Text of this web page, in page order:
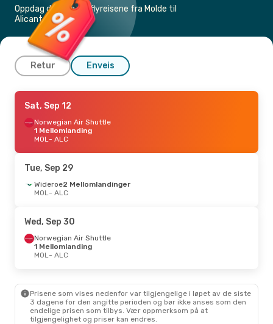
Oppdag de billigste flyreisene fra Molde til
Alicante
Retur Enveis
Tue, Aug 18
Norwegian Air Shuttle
MOL- ALC
ALC- MOL
Thu, Sep 10- Thu, Sep 17
1 Mellomlanding
ALC- MOL
MOL
Norwegian Air Shuttle1 Mellomlanding
ALC- MOL
Sat, Sep 12
Norwegian Air Shuttle
1 Mellomlanding
MOL- ALC
Tue, Sep 29
Wideroe2 Mellomlandinger
MOL- ALC
Wed, Sep 30
Norwegian Air Shuttle
1 Mellomlanding
MOL- ALC
Prisene som vises nedenfor var tilgjengelige i løpet av de siste
3 dagene for den angitte perioden og bør ikke anses som den
endelige prisen som tilbys. Vær oppmerksom på at
tilgjengelighet og priser kan endres.